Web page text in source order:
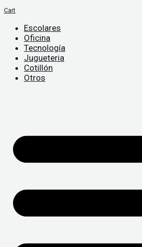
Cart
Escolares
Oficina
Tecnología
Jugueteria
Cotillón
Otros